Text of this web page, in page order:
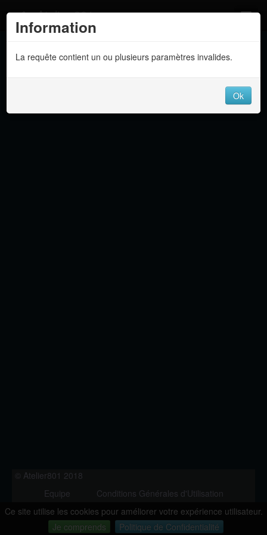
Ce site utilise les cookies pour améliorer votre expérience utilisateur.
Je comprends
Politique de Confidentialité
Information
La requête contient un ou plusieurs paramètres invalides.
Ok
Atelier 801
Dev Tracker
Langue
© Atelier801 2018
Equipe
Conditions Générales d'Utilisation
Politique de Confidentialité
Contact
Version 1.27